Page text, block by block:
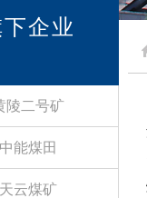
企业
陵二号矿
中能煤田
天云煤矿